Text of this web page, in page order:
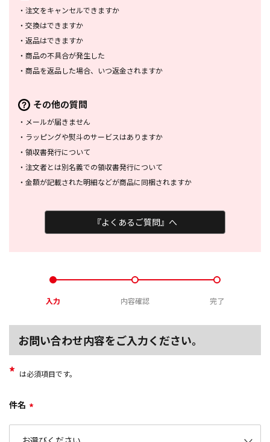
・ 注文をキャンセルできますか
・ 交換はできますか
・ 返品はできますか
・ 商品の不具合が発生した
・ 商品を返品した場合、 いつ返金されますか
その他の質問
・ メールが届きません
・ ラッピングや熨斗のサービスはありますか
・ 領収書発行について
・ 注文者とは別名義での領収書発行について
・ 金額が記載された明細などが商品に同梱されますか
『よくあるご質問』へ
入力 内容確認 完了
お問い合わせ内容をご入力ください。
* は必須項目です。
件名 *